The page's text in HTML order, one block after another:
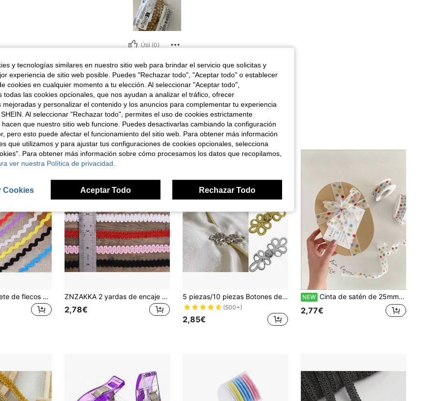
Útil (0)
15 yardas de ribete de flecos ondulados y curvos de 5 mm multicolor, adecuado para ropa, costura de faldas, fabricación de flores, decoración de fiestas en el hogar y bodas, cinta de encaje, material de manualidades, cinta de regalo, suministros de decoración de bodas, suministros de regreso a la escuela ZNZAKKA 2 yardas de encaje trenzado con cinta de Gimp para accesorios de costura, decoración de artesanías DIY
2,78€
5 piezas/10 piezas Botones de cheongsam chino hechos a mano en varios colores, botones de costura trenzados blancos, botones decorativos con hilo dorado/plateado retro para la cintura, el cuello, las cortinas, el vestuario, adecuados para ropa y manualidades DIY
(500+)
2,85€
NEW Cinta de satén de 25mm con lunares de colores mixtos - Cinta decorativa de tela, adecuada para envolver regalos, manualidades de cumpleaños y festividades, lazos para hornear, decoración de fiestas
2,77€
y tecnologías similares en nuestro sitio web para brindar el servicio que solicitas y
experiencia de sitio web posible. Puedes "Rechazar todo", "Aceptar todo" o establecer
cookies en cualquier momento a tu elección. Al seleccionar "Aceptar todo",
todas las cookies opcionales, que nos ayudan a analizar el tráfico, ofrecer
mejoradas y personalizar el contenido y los anuncios para complementar tu experiencia
Al seleccionar "Rechazar todo", permites el uso de cookies estrictamente
que nuestro sitio web funcione. Puedes desactivarlas cambiando la configuración
pero esto puede afectar el funcionamiento del sitio web. Para obtener más información
que utilizamos y para ajustar tus configuraciones de cookies opcionales, selecciona
Para obtener más información sobre cómo procesamos los datos que recopilamos,
ver nuestra Política de privacidad.
Cookies Aceptar Todo Rechazar Todo